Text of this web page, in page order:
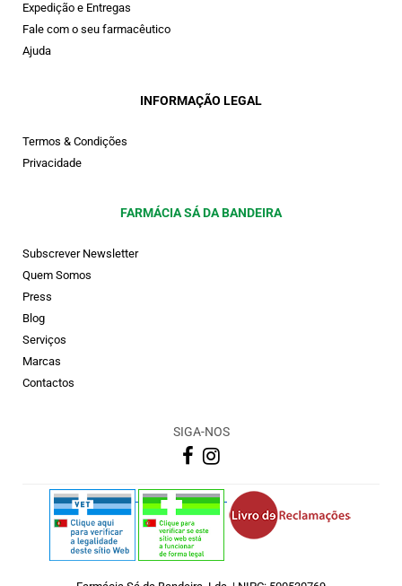
Expedição e Entregas
Fale com o seu farmacêutico
Ajuda
INFORMAÇÃO LEGAL
Termos & Condições
Privacidade
FARMÁCIA SÁ DA BANDEIRA
Subscrever Newsletter
Quem Somos
Press
Blog
Serviços
Marcas
Contactos
SIGA-NOS